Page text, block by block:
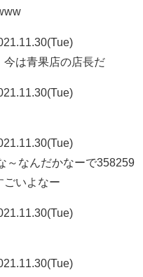
今は青果店の店長だ
～なんだかなーで358259
ごいよなー